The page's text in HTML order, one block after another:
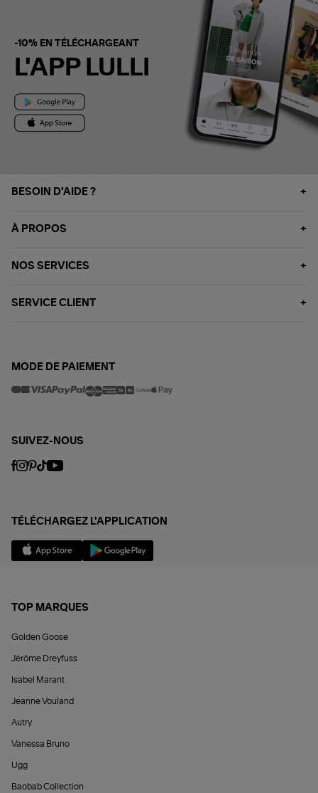
-10% EN TÉLÉCHARGEANT
L'APP LULLI
BESOIN D'AIDE ?
À PROPOS
NOS SERVICES
SERVICE CLIENT
MODE DE PAIEMENT
SUIVEZ-NOUS
TÉLÉCHARGEZ L'APPLICATION
TOP MARQUES
Golden Goose
Jérôme Dreyfuss
Isabel Marant
Jeanne Vouland
Autry
Vanessa Bruno
Ugg
Baobab Collection